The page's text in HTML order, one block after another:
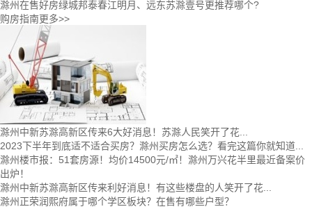
滁州在售好房绿城邦泰春江明月、远东苏滁壹号更推荐哪个?
购房指南更多>>
滁州中新苏滁高新区传来6大好消息！苏滁人民笑开了花...
2023下半年到底适不适合买房？滁州买房怎么选？看完这篇你就知道...
滁州楼市报：51套房源！均价14500元/㎡！滁州万兴花半里最近备案价
出炉！
滁州中新苏滁高新区传来利好消息！有这些楼盘的人笑开了花...
滁州正荣润熙府属于哪个学区板块？在售有哪些户型？